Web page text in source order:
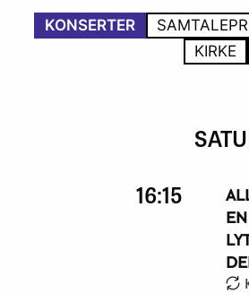
KONSERTER
KIRKE
16:15